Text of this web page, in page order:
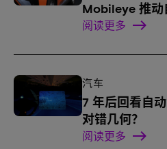
Mobileye 推动
阅读更多
汽车
7 年后回看自
对错几何？
阅读更多